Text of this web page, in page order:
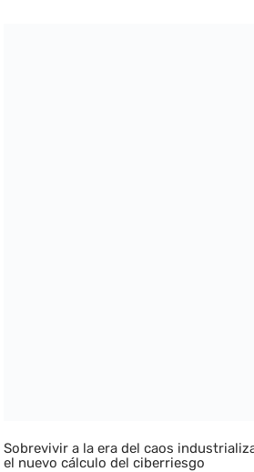
Sobrevivir a la era del caos
el nuevo cálculo del ciberriesgo